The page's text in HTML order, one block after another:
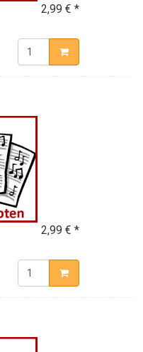
2,99 € *
2,99 € *